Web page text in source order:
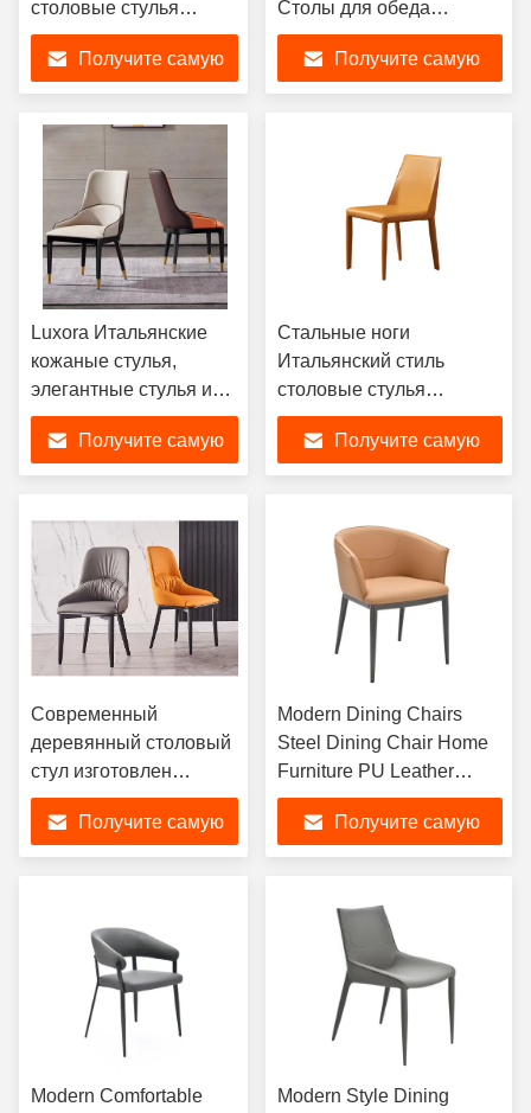
столовые стулья
Интрига Серая PU
Кожа
Получите самую
Столы для обеда
Эстетические
современные
Получите самую
Luxora Итальянские
кожаные стулья,
элегантные стулья из
твердого пепла.
Получите самую
Стальные ноги
Итальянский стиль
столовые стулья
Удобные сиденья седло
Кожевенный стул
Получите самую
Современный
деревянный столовый
стул изготовлен
вручную высокая
стабильность и
долговечность
Получите самую
Modern Dining Chairs
Steel Dining Chair Home
Furniture PU Leather
Living Room Chairs
Получите самую
Modern Comfortable
Modern Style Dining